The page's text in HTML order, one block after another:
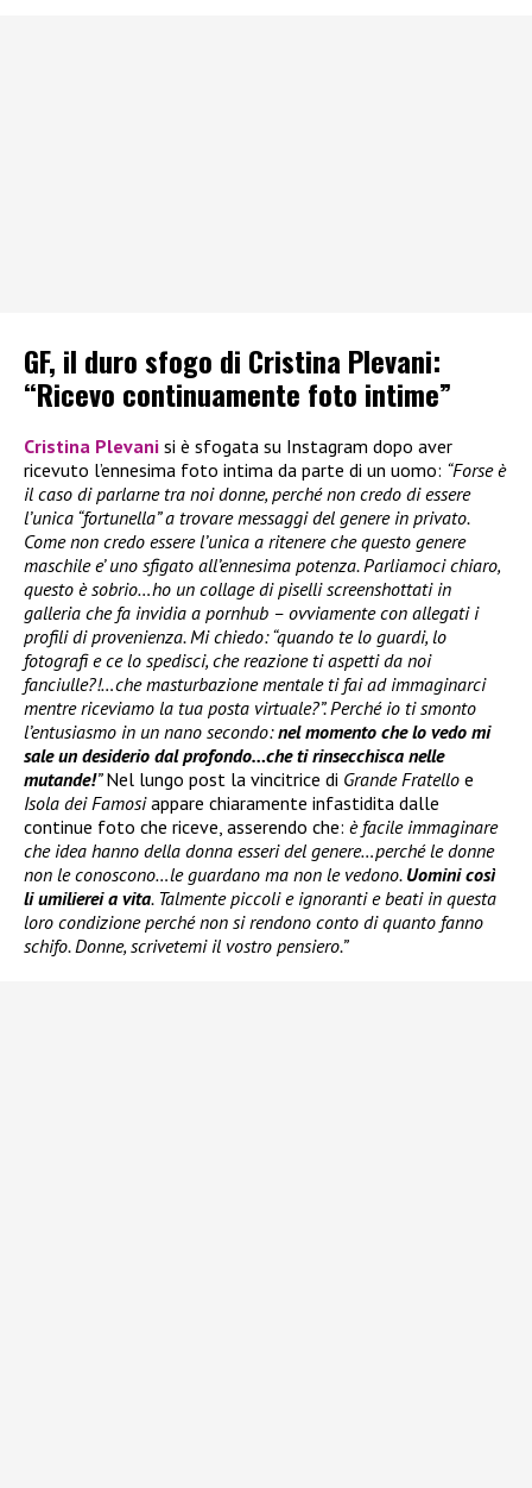
GF, il duro sfogo di Cristina Plevani:
“Ricevo continuamente foto intime”
Cristina Plevani si è sfogata su Instagram dopo aver
ricevuto l’ennesima foto intima da parte di un uomo: “Forse è
il caso di parlarne tra noi donne, perché non credo di essere
l’unica “fortunella” a trovare messaggi del genere in privato.
Come non credo essere l’unica a ritenere che questo genere
maschile e’ uno sfigato all’ennesima potenza. Parliamoci chiaro,
questo è sobrio…ho un collage di piselli screenshottati in
galleria che fa invidia a pornhub – ovviamente con allegati i
profili di provenienza. Mi chiedo: “quando te lo guardi, lo
fotografi e ce lo spedisci, che reazione ti aspetti da noi
fanciulle?!…che masturbazione mentale ti fai ad immaginarci
mentre riceviamo la tua posta virtuale?”. Perché io ti smonto
l’entusiasmo in un nano secondo:nel momento che lo vedo mi
sale un desiderio dal profondo…che ti rinsecchisca nelle
mutande!”Nel lungo post la vincitrice di Grande Fratello e
Isola dei Famosiappare chiaramente infastidita dalle
continue foto che riceve, asserendo che: è facile immaginare
che idea hanno della donna esseri del genere…perché le donne
non le conoscono…le guardano ma non le vedono. Uomini così
li umilierei a vita. Talmente piccoli e ignoranti e beati in questa
loro condizione perché non si rendono conto di quanto fanno
schifo. Donne, scrivetemi il vostro pensiero.”